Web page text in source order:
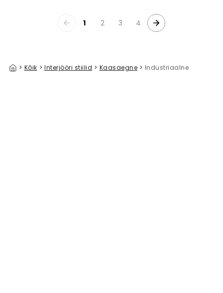
1 2 3 4
> Kõik > Interjööri stiilid > Kaasaegne > Industriaalne